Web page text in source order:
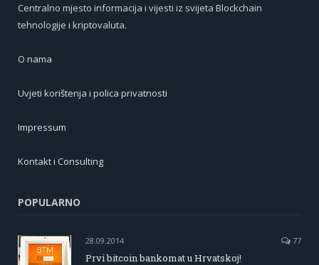
Centralno mjesto informacija i vijesti iz svijeta Blockchain
tehnologije i kriptovaluta.
O nama
Uvjeti korištenja i polica privatnosti
Impressum
Kontakt i Consulting
POPULARNO
28.09.2014 77
Prvi bitcoin bankomat u Hrvatskoj!